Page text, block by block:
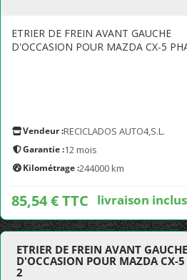
ETRIER DE FREIN AVANT GAUCHE
D'OCCASION POUR MAZDA CX-5
Vendeur :RECICLADOS AUTO4,S.L.
Garantie :12 mois
Kilométrage :244000 km
85,54 € TTC livraison
ETRIER DE FREIN AVANT GAUCHE
D'OCCASION POUR MAZDA CX-5
2